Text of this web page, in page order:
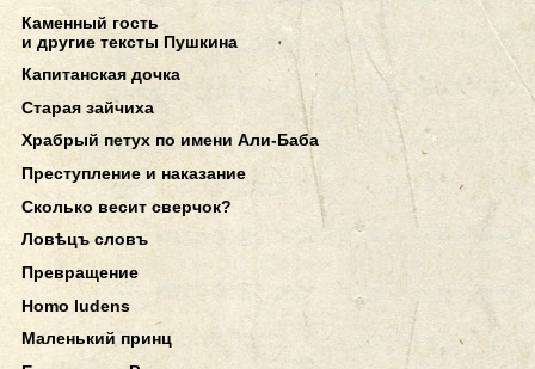
Каменный гость
и другие тексты Пушкина
Капитанская дочка
Старая зайчиха
Храбрый петух по имени Али-Баба
Преступление и наказание
Сколько весит сверчок?
Ловѣцъ словъ
Превращение
Homo ludens
Маленький принц